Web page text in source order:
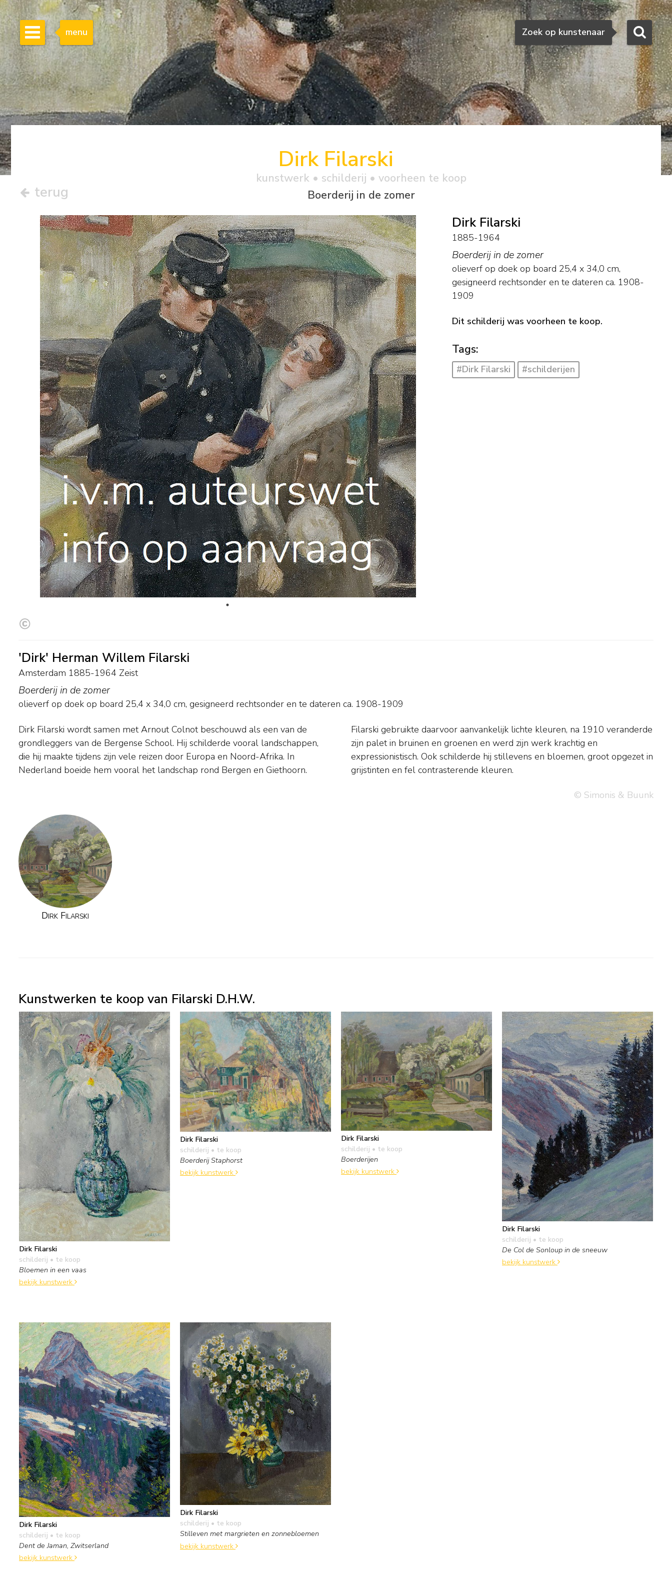
Zoeken
Zoek op kunstenaar
menu
terug
Dirk Filarski
kunstwerk • schilderij • voorheen te koop
Boerderij in de zomer
Dirk Filarski
1885-1964
Boerderij in de zomer
olieverf op doek op board 25,4 x 34,0 cm,
gesigneerd rechtsonder en te dateren ca. 1908-
1909
Dit schilderij was voorheen te koop.
Tags:
#Dirk Filarski #schilderijen
'Dirk' Herman Willem Filarski
Amsterdam 1885-1964 Zeist
Boerderij in de zomer
olieverf op doek op board 25,4 x 34,0 cm, gesigneerd rechtsonder en te dateren ca. 1908-1909
Dirk Filarski wordt samen met Arnout Colnot beschouwd als een van de
grondleggers van de Bergense School. Hij schilderde vooral landschappen,
die hij maakte tijdens zijn vele reizen door Europa en Noord-Afrika. In
Nederland boeide hem vooral het landschap rond Bergen en Giethoorn.
Filarski gebruikte daarvoor aanvankelijk lichte kleuren, na 1910 veranderde
zijn palet in bruinen en groenen en werd zijn werk krachtig en
expressionistisch. Ook schilderde hij stillevens en bloemen, groot opgezet in
grijstinten en fel contrasterende kleuren.
© Simonis & Buunk
Dirk Filarski
Kunstwerken te koop van Filarski D.H.W.
Dirk Filarski
schilderij • te koop
Bloemen in een vaas
bekijk kunstwerk
Dirk Filarski
schilderij • te koop
Boerderij Staphorst
bekijk kunstwerk
Dirk Filarski
schilderij • te koop
Boerderijen
bekijk kunstwerk
Dirk Filarski
schilderij • te koop
De Col de Sonloup in de sneeuw
bekijk kunstwerk
Dirk Filarski
schilderij • te koop
Dent de Jaman, Zwitserland
bekijk kunstwerk
Dirk Filarski
schilderij • te koop
Stilleven met margrieten en zonnebloemen
bekijk kunstwerk